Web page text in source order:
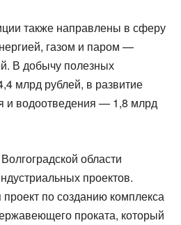
также направлены в сферу
газом и паром —
В добычу полезных
млрд рублей, в развитие
и водоотведения — 1,8 млрд
области
проектов.
по созданию комплекса
проката, который